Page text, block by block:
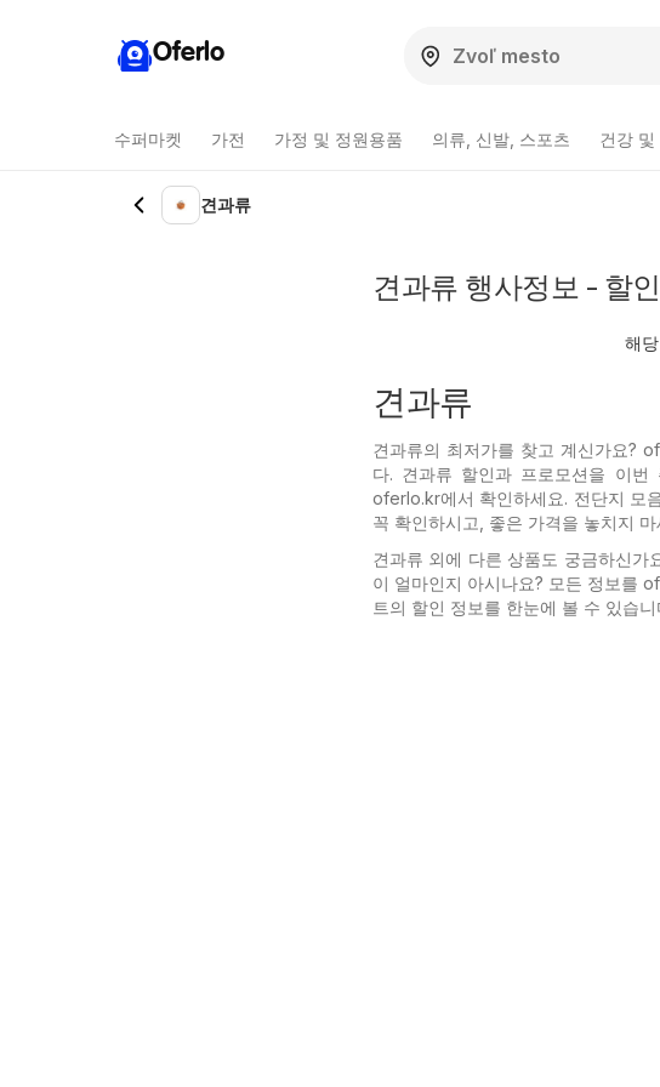
Oferlo
수퍼마켓 가전 가정 및 정원용품 의류, 신발, 스포츠 건강 및
견과류
견과류 행사정보 - 할
해
견과류
견과류의 최저가를 찾고 계신가요?
다. 견과류 할인과 프로모션을 이
oferlo.kr에서 확인하세요. 전단지 모
꼭 확인하시고, 좋은 가격을 놓치지 마
견과류 외에 다른 상품도 궁금하신가
이 얼마인지 아시나요? 모든 정보를
트의 할인 정보를 한눈에 볼 수 있습니